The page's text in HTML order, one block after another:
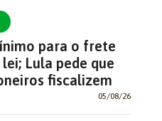
para o frete
Lula pede que
fiscalizem
05/08/26